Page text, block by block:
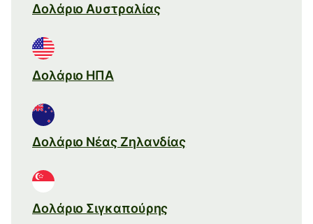
Δολάριο Αυστραλίας
Δολάριο ΗΠΑ
Δολάριο Νέας Ζηλανδίας
Δολάριο Σιγκαπούρης